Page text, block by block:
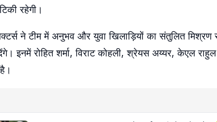
रहेगी।
ने टीम में अनुभव और युवा खिलाड़ियों का संतुलित मिश्रण
इनमें रोहित शर्मा, विराट कोहली, श्रेयस अय्यर, केएल